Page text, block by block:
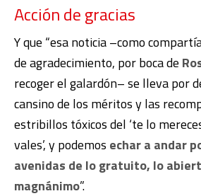
Acción de gracias
Y que “esa noticia –como
de agradecimiento, por boca de
recoger el galardón– se lleva por
cansino de los méritos y las
estribillos tóxicos del ‘te lo
vales’, y podemos echar a andar
avenidas de lo gratuito, lo
magnánimo”.